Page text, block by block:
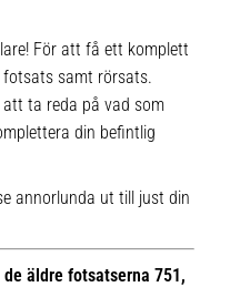
För att få ett komplett
samt rörsats.
ta reda på vad som
din befintlig
annorlunda ut till just din
äldre fotsatserna 751,